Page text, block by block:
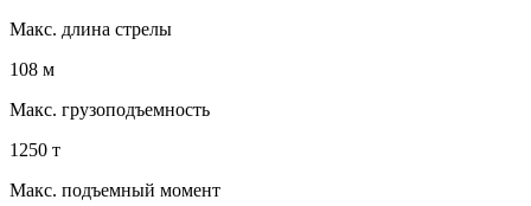
Макс. длина стрелы
108 м
Макс. грузоподъемность
1250 т
Макс. подъемный момент